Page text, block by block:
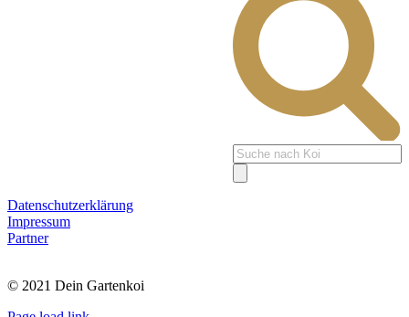
Products
search
Datenschutzerklärung
Impressum
Partner
© 2021 Dein Gartenkoi